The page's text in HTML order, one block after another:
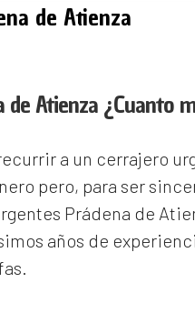
de Atienza
Atienza ¿Cuanto
a un cerrajero
pero, para ser
Prádena de
años de